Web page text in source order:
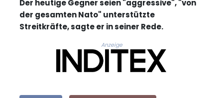
Der heutige Gegner seien "aggressive", "von
der gesamten Nato" unterstützte
Streitkräfte, sagte er in seiner Rede.
Anzeige